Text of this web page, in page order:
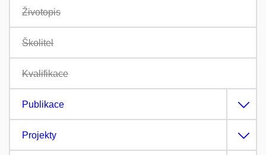
Životopis
Školitel
Kvalifikace
Publikace
Projekty